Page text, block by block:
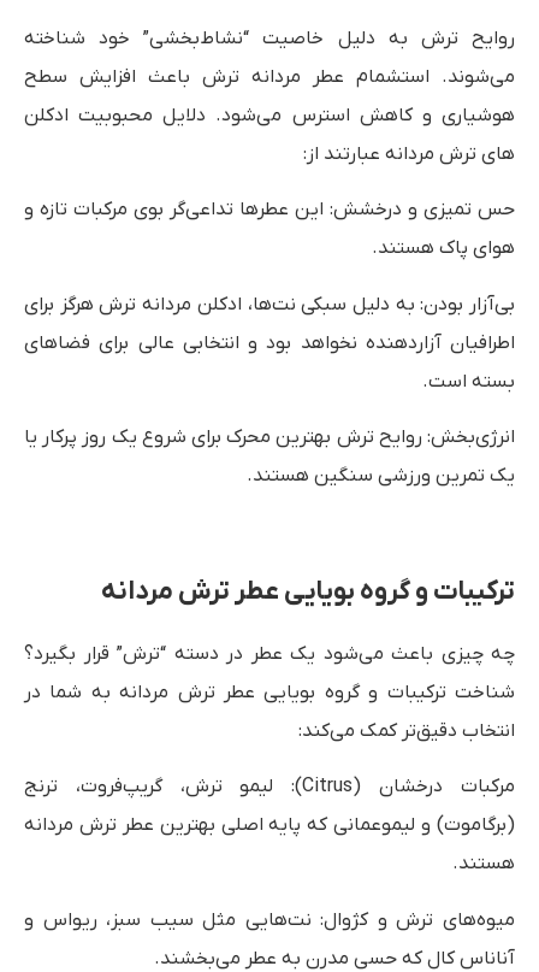
روایح ترش به دلیل خاصیت “نشاط‌بخشی” خود شناخته
می‌شوند. استشمام عطر مردانه ترش باعث افزایش سطح
هوشیاری و کاهش استرس می‌شود. دلایل محبوبیت ادکلن
های ترش مردانه عبارتند از:
حس تمیزی و درخشش: این عطرها تداعی‌گر بوی مرکبات تازه و
هوای پاک هستند.
بی‌آزار بودن: به دلیل سبکی نت‌ها، ادکلن مردانه ترش هرگز برای
اطرافیان آزاردهنده نخواهد بود و انتخابی عالی برای فضاهای
بسته است.
انرژی‌بخش: روایح ترش بهترین محرک برای شروع یک روز پرکار یا
یک تمرین ورزشی سنگین هستند.
ترکیبات و گروه بویایی عطر ترش مردانه
چه چیزی باعث می‌شود یک عطر در دسته “ترش” قرار بگیرد؟
شناخت ترکیبات و گروه بویایی عطر ترش مردانه به شما در
انتخاب دقیق‌تر کمک می‌کند:
مرکبات درخشان (Citrus): لیمو ترش، گریپ‌فروت، ترنج
(برگاموت) و لیموعمانی که پایه اصلی بهترین عطر ترش مردانه
هستند.
میوه‌های ترش و کژوال: نت‌هایی مثل سیب سبز، ریواس و
آناناس کال که حسی مدرن به عطر می‌بخشند.